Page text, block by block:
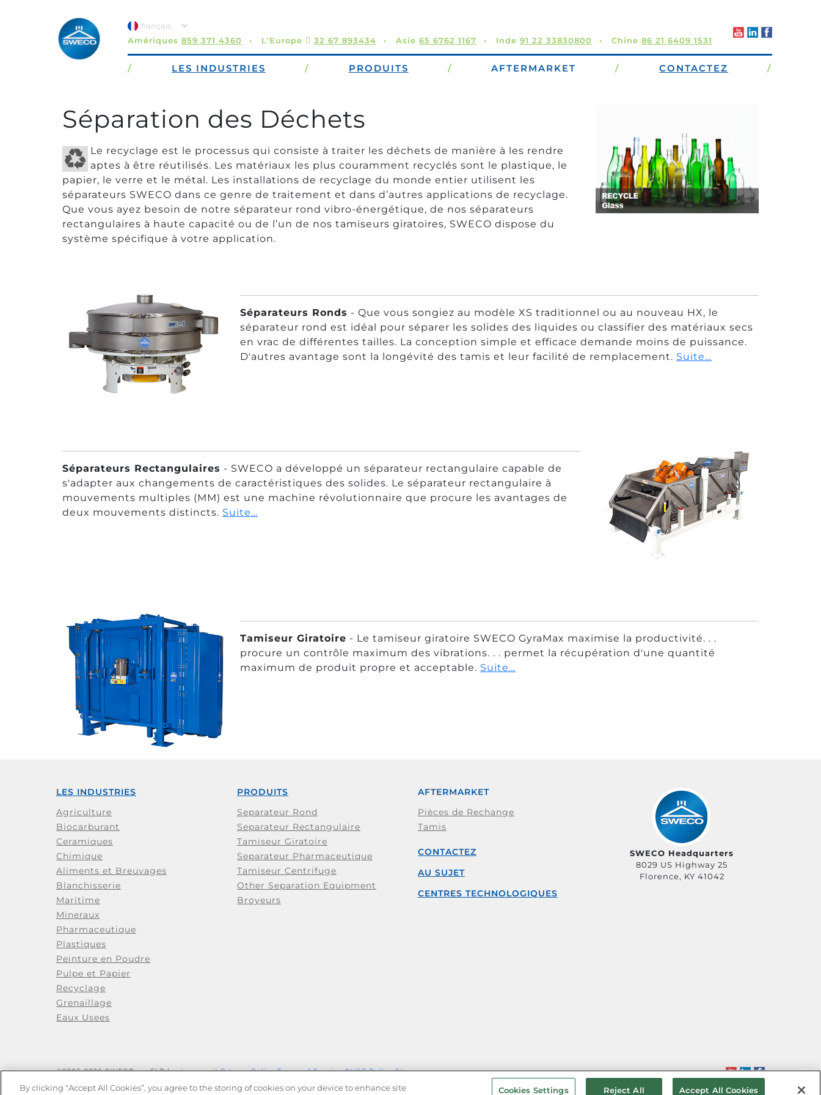
Amériques 859 371 4360 L'Europe  32 67 893434 Asie 65 6762 1167 Inde 91 22 33830800 Chine 86 21 6409 1531
/ LES INDUSTRIES / PRODUITS / AFTERMARKET / CONTACTEZ /
Séparation des Déchets
Le recyclage est le processus qui consiste à traiter les déchets de manière à les rendre
aptes à être réutilisés. Les matériaux les plus couramment recyclés sont le plastique, le
papier, le verre et le métal. Les installations de recyclage du monde entier utilisent les
séparateurs SWECO dans ce genre de traitement et dans d’autres applications de recyclage.
Que vous ayez besoin de notre séparateur rond vibro-énergétique, de nos séparateurs
rectangulaires à haute capacité ou de l’un de nos tamiseurs giratoires, SWECO dispose du
système spécifique à votre application.
Séparateurs Ronds - Que vous songiez au modèle XS traditionnel ou au nouveau HX, le
séparateur rond est idéal pour séparer les solides des liquides ou classifier des matériaux secs
en vrac de différentes tailles. La conception simple et efficace demande moins de puissance.
D'autres avantage sont la longévité des tamis et leur facilité de remplacement. Suite…
Séparateurs Rectangulaires - SWECO a développé un séparateur rectangulaire capable de
s'adapter aux changements de caractéristiques des solides. Le séparateur rectangulaire à
mouvements multiples (MM) est une machine révolutionnaire que procure les avantages de
deux mouvements distincts. Suite…
Tamiseur Giratoire - Le tamiseur giratoire SWECO GyraMax maximise la productivité. . .
procure un contrôle maximum des vibrations. . . permet la récupération d'une quantité
maximum de produit propre et acceptable. Suite…
LES INDUSTRIES
Agriculture
Biocarburant
Ceramiques
Chimique
Aliments et Breuvages
Blanchisserie
Maritime
Mineraux
Pharmaceutique
Plastiques
Peinture en Poudre
Pulpe et Papier
Recyclage
Grenaillage
Eaux Usees
PRODUITS
Separateur Rond
Separateur Rectangulaire
Tamiseur Giratoire
Separateur Pharmaceutique
Tamiseur Centrifuge
Other Separation Equipment
Broyeurs
AFTERMARKET
Pièces de Rechange
Tamis
CONTACTEZ
AU SUJET
CENTRES TECHNOLOGIQUES
SWECO Headquarters
8029 US Highway 25
Florence, KY 41042
©2006-2026SWECO, an SLB business unitPrivacy Policy Terms of Service QHSE Policy Sitemap
By clicking “Accept All Cookies”, you agree to the storing of cookies on your device to enhance site
Cookies Settings Reject All Accept All Cookies